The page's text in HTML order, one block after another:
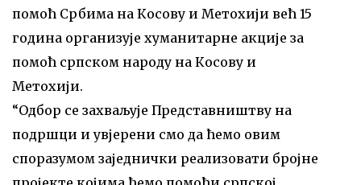
помоћ Србима на Косову и Метохији већ 15
година организује хуманитарне акције за
помоћ српском народу на Косову и
Метохији.
“Одбор се захваљује Представништву на
подршци и увјерени смо да ћемо овим
споразумом заједнички реализовати бројне